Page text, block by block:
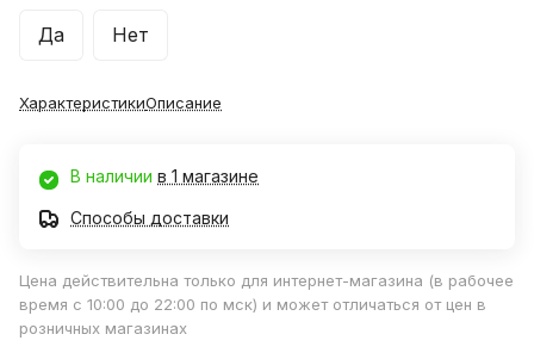
Да Нет
ХарактеристикиОписание
В наличии в 1 магазине
Способы доставки
Цена действительна только для интернет-магазина (в рабочее
время с 10:00 до 22:00 по мск) и может отличаться от цен в
розничных магазинах